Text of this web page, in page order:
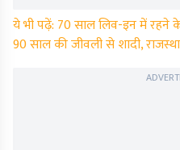
ये भी पढ़ें: 70 साल लिव-इन में रहने
90 साल की जीवली से शादी,